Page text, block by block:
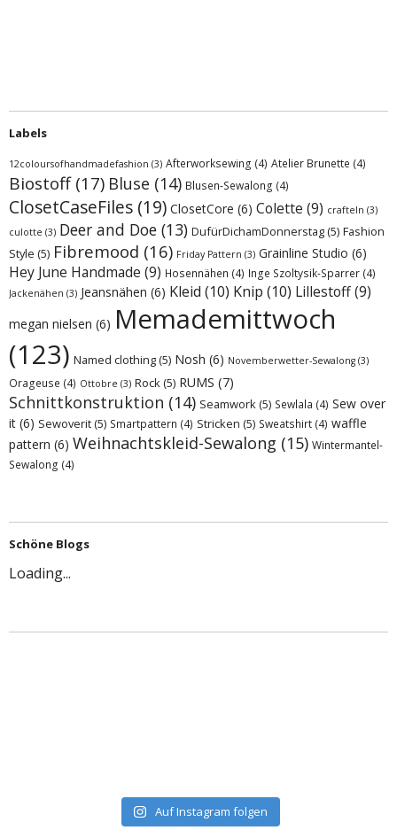
Labels
12coloursofhandmadefashion (3) Afterworksewing (4) Atelier Brunette (4)
Biostoff(17) Bluse (14) Blusen-Sewalong (4)
ClosetCaseFiles (19) ClosetCore (6) Colette (9) crafteln (3)
culotte (3) Deer and Doe (13) DufürDichamDonnerstag (5) Fashion
Style (5) Fibremood (16) Friday Pattern (3) Grainline Studio (6)
Hey June Handmade (9) Hosennähen (4) Inge Szoltysik-Sparrer (4)
Jackenähen (3) Jeansnähen (6) Kleid (10) Knip (10) Lillestoff(9)
megan nielsen (6) Memademittwoch
(123) Named clothing (5) Nosh (6) Novemberwetter-Sewalong (3)
Orageuse (4) Ottobre (3) Rock (5) RUMS (7)
Schnittkonstruktion (14) Seamwork (5) Sewlala (4) Sew over
it (6) Sewoverit (5) Smartpattern (4) Stricken (5) Sweatshirt (4) waffle
pattern (6) Weihnachtskleid-Sewalong (15) Wintermantel-
Sewalong (4)
Schöne Blogs
Loading...
Auf Instagram folgen